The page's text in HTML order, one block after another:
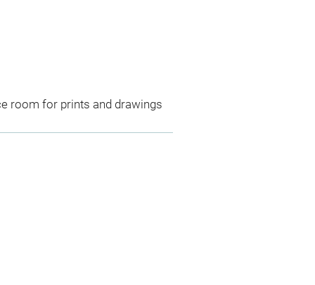
room for prints and drawings